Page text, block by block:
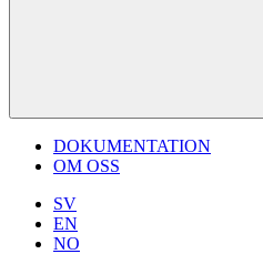
DOKUMENTATION
OM OSS
SV
EN
NO